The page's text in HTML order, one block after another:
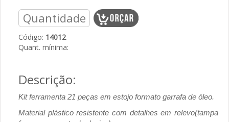
Código: 14012
Quant. mínima:
Descrição:
Kit ferramenta 21 peças em estojo formato garrafa de óleo.
Material plástico resistente com detalhes em relevo(tampa